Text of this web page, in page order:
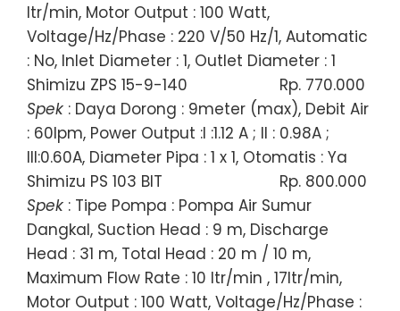
ltr/min, Motor Output : 100 Watt,
Voltage/Hz/Phase : 220 V/50 Hz/1, Automatic
: No, Inlet Diameter : 1, Outlet Diameter : 1
Shimizu ZPS 15-9-140
Rp. 770.000
Spek : Daya Dorong : 9meter (max), Debit Air
: 60lpm, Power Output :I :1.12 A ; II : 0.98A ;
III:0.60A, Diameter Pipa : 1 x 1, Otomatis : Ya
Shimizu PS 103 BIT
Rp. 800.000
Spek : Tipe Pompa : Pompa Air Sumur
Dangkal, Suction Head : 9 m, Discharge
Head : 31 m, Total Head : 20 m / 10 m,
Maximum Flow Rate : 10 ltr/min , 17ltr/min,
Motor Output : 100 Watt, Voltage/Hz/Phase :